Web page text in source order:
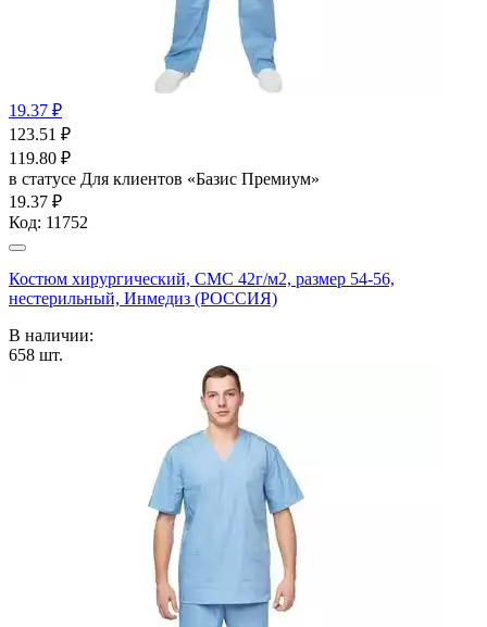
19.37 ₽
123.51 ₽
119.80 ₽
в статусе Для клиентов «Базис Премиум»
19.37 ₽
Код: 11752
Костюм хирургический, СМС 42г/м2, размер 54-56,
нестерильный, Инмедиз (РОССИЯ)
В наличии:
658 шт.